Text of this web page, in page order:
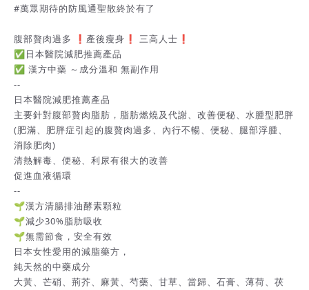
#萬眾期待的防風通聖散終於有了
腹部贅肉過多 ❗️產後瘦身❗️ 三高人士❗️
✅日本醫院減肥推薦產品
✅ 漢方中藥 ～成分溫和 無副作用
--
日本醫院減肥推薦產品
主要針對腹部贅肉脂肪，脂肪燃燒及代謝、改善便秘、水腫型肥胖
(肥滿、肥胖症引起的腹贅肉過多、內行不暢、便秘、腿部浮腫、
消除肥肉)
清熱解毒、便秘、利尿有很大的改善
促進血液循環
--
🌱漢方清腸排油酵素顆粒
🌱減少30%脂肪吸收
🌱無需節食，安全有效
日本女性愛用的減脂藥方，
純天然的中藥成分
大黃、芒硝、荊芥、麻黃、芍藥、甘草、當歸、石膏、薄荷、茯